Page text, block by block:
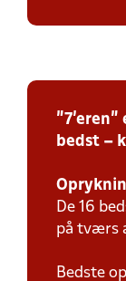
"7'eren"
bedst –
De 16
på tværs
Bedste